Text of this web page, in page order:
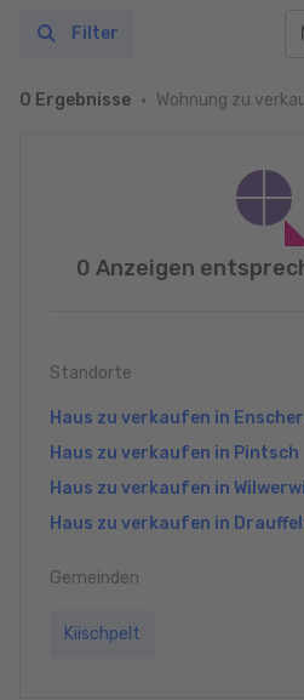
0 Ergebnisse Wohnung zu
Filter
0 Anzeigen
Standorte
Haus zu verkaufen in
Haus zu verkaufen in Pintsch
Haus zu verkaufen in
Haus zu verkaufen in
Gemeinden
Kiischpelt